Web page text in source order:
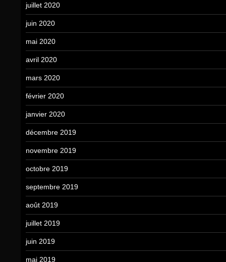
juillet 2020
juin 2020
mai 2020
avril 2020
mars 2020
février 2020
janvier 2020
décembre 2019
novembre 2019
octobre 2019
septembre 2019
août 2019
juillet 2019
juin 2019
mai 2019